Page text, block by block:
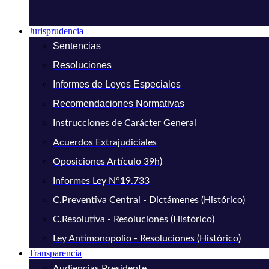
Jurisprudencia
Sentencias
Resoluciones
Informes de Leyes Especiales
Recomendaciones Normativas
Instrucciones de Carácter General
Acuerdos Extrajudiciales
Oposiciones Artículo 39h)
Informes Ley N°19.733
C.Preventiva Central - Dictámenes (Histórico)
C.Resolutiva - Resoluciones (Histórico)
Ley Antimonopolio - Resoluciones (Histórico)
Transparencia